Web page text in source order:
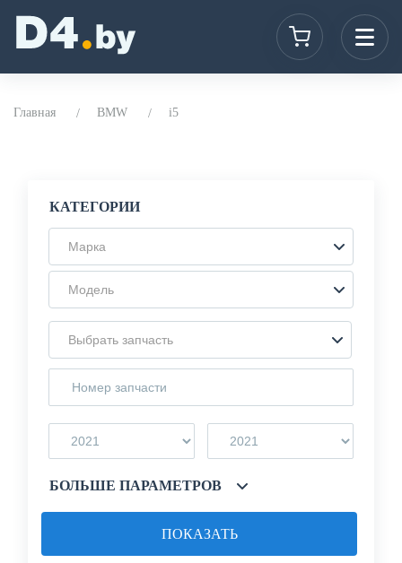
Главная BMW i5
КАТЕГОРИИ
Марка
Модель
Выбрать запчасть
БОЛЬШЕ ПАРАМЕТРОВ
ПОКАЗАТЬ